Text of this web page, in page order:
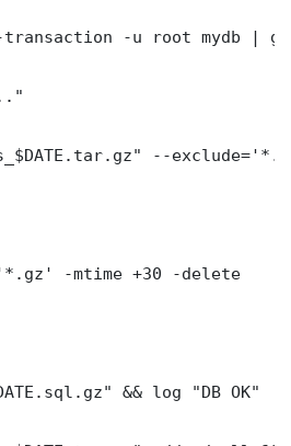
transaction -u root mydb |
--
-mtime +30 -delete
&& log "DB OK"